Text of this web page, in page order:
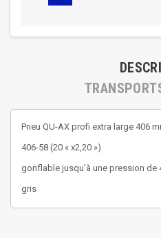
Pneu QU-AX profi extra large 406
406-58 (20 « x2,20 »)
gonflable jusqu'à une pression de
gris